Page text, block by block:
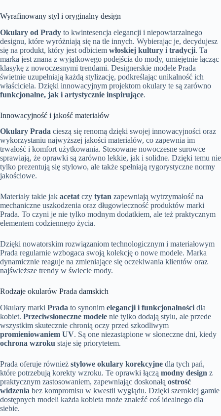
Wyrafinowany styl i oryginalny design
Okulary od Prady to kwintesencja elegancji i niepowtarzalnego
designu, które wyróżniają się na tle innych. Wybierając je, decydujesz
się na produkt, który jest odbiciem włoskiej kultury i tradycji. Ta
marka jest znana z wyjątkowego podejścia do mody, umiejętnie łącząc
klasykę z nowoczesnymi trendami. Designerskie modele Prada
świetnie uzupełniają każdą stylizację, podkreślając unikalność ich
właściciela. Dzięki innowacyjnym projektom okulary te są zarówno
funkcjonalne, jak i artystycznie inspirujące.
Innowacyjność i jakość materiałów
Okulary Prada cieszą się renomą dzięki swojej innowacyjności oraz
wykorzystaniu najwyższej jakości materiałów, co zapewnia im
trwałość i komfort użytkowania. Stosowane nowoczesne surowce
sprawiają, że oprawki są zarówno lekkie, jak i solidne. Dzięki temu nie
tylko prezentują się stylowo, ale także spełniają rygorystyczne normy
jakościowe.
Materiały takie jak acetatczy tytan zapewniają wytrzymałość na
mechaniczne uszkodzenia oraz długowieczność produktów marki
Prada. To czyni je nie tylko modnym dodatkiem, ale też praktycznym
elementem codziennego życia.
Dzięki nowatorskim rozwiązaniom technologicznym i materiałowym
Prada regularnie wzbogaca swoją kolekcję o nowe modele. Marka
dynamicznie reaguje na zmieniające się oczekiwania klientów oraz
najświeższe trendy w świecie mody.
Rodzaje okularów Prada damskich
Okulary marki Prada to synonim elegancji i funkcjonalności dla
kobiet. Przeciwsłoneczne modele nie tylko dodają stylu, ale przede
wszystkim skutecznie chronią oczy przed szkodliwym
promieniowaniem UV. Są one niezastąpione w słoneczne dni, kiedy
ochrona wzroku staje się priorytetem.
Prada oferuje również stylowe okulary korekcyjne dla tych pań,
które potrzebują korekty wzroku. Te oprawki łączą modny design z
praktycznym zastosowaniem, zapewniając doskonałą ostrość
widzenia bez kompromisu w kwestii wyglądu. Dzięki szerokiej gamie
dostępnych modeli każda kobieta może znaleźć coś idealnego dla
siebie.